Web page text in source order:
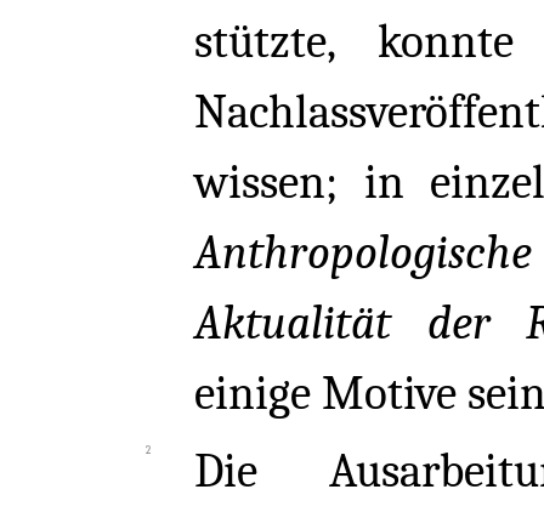
stützte,
wissen; in
Aktualität der
einige Motive
Die